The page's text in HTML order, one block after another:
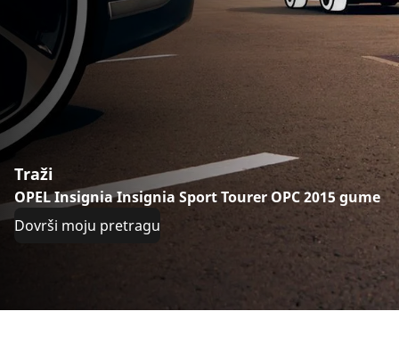
Traži
OPEL Insignia Insignia Sport Tourer OPC 2015 gume
Dovrši moju pretragu